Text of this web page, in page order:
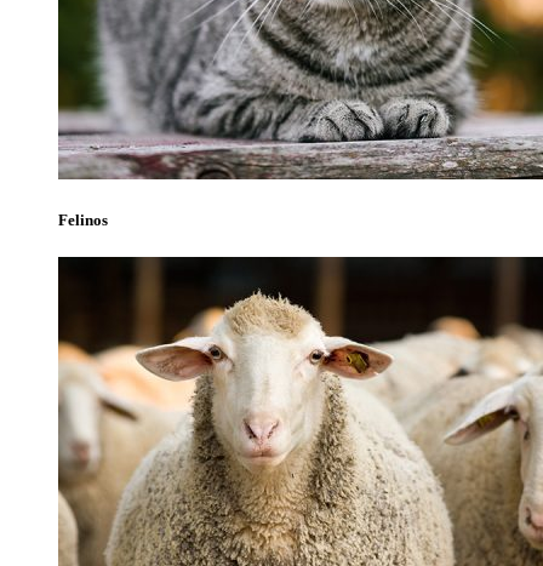
Felinos